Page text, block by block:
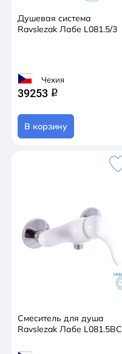
Душевая система
Ravslezak Лабе L081.5/3
Чехия
39253 q
В корзину
Смеситель для душа
Ravslezak Лабе L081.5BC